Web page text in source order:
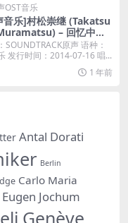
OST音乐
音乐]村松崇继 (Takatsu
– 回忆中的
原声音乐集 When Marn
There (Soundtrack
Album) [iTunes Plus
SOUNDTRACK原声 语种：
发行时间：2014-07-16 唱...
1 年前
Antal Dorati
Berlin
Carlo Maria
Eugen Jochum
Genève